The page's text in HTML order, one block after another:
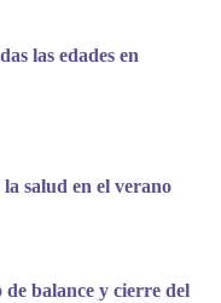
las edades en
salud en el verano
balance y cierre del